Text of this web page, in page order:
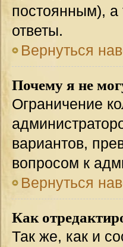
постоянным), а
ответы.
Вернуться
Почему я не
Ограничение
вариантов,
вопросом к
Вернуться
Как
Так же, как и